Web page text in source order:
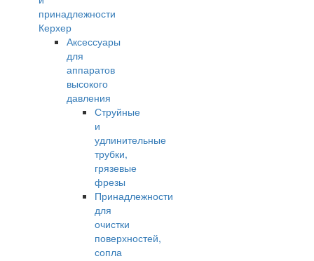
принадлежности
Керхер
Аксессуары
для
аппаратов
высокого
давления
Струйные
и
удлинительные
трубки,
грязевые
фрезы
Принадлежности
для
очистки
поверхностей,
сопла